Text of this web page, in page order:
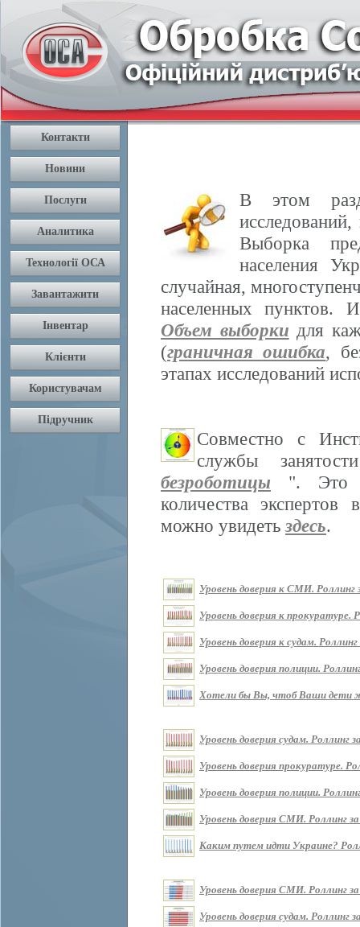
В этом
Выборка
населения
случайная,
населенных пунктов.
Объем выборки для
(граничная ошибка,
этапах исследований
Совместно с
службы
безроботицы ". Это
количества
можно увидетьздесь.
Уровень доверия к СМИ. Роллинг
Уровень доверия к прокуратуре.
Уровень доверия к судам.
Уровень доверия полиции.
Хотели бы Вы, чтоб Ваши дети
Уровень доверия судам. Роллинг
Уровень доверия прокуратуре.
Уровень доверия полиции.
Уровень доверия СМИ. Роллинг
Каким путем идти Украине?
Уровень доверия СМИ. Роллинг
Уровень доверия судам. Роллинг